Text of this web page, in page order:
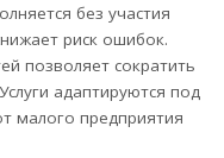
без участия
риск ошибок.
позволяет сократить
адаптируются под
малого предприятия